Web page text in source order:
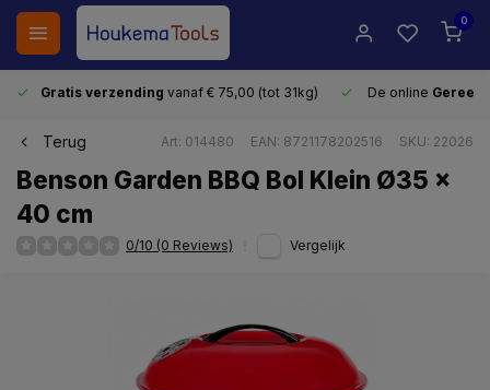
0
Gratis verzending vanaf € 75,00 (tot 31kg) De online
Terug Art: 014480 EAN: 8721178202516 SKU: 22026
Benson Garden BBQ Bol Klein Ø35 x
40 cm
0/10 (0 Reviews) Vergelijk